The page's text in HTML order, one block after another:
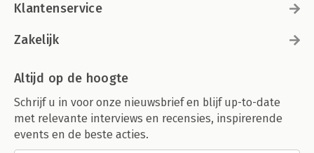
Klantenservice
Zakelijk
Altijd op de hoogte
Schrijf u in voor onze nieuwsbrief en blijf up-to-date
met relevante interviews en recensies, inspirerende
events en de beste acties.